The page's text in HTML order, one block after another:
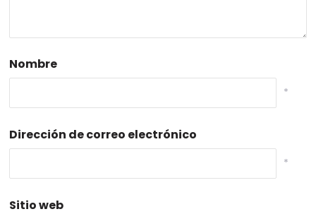
Nombre
*
Dirección de correo electrónico
*
Sitio web